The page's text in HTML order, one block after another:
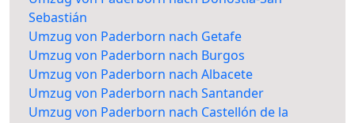
Sebastián
Umzug von Paderborn nach Getafe
Umzug von Paderborn nach Burgos
Umzug von Paderborn nach Albacete
Umzug von Paderborn nach Santander
Umzug von Paderborn nach Castellón de la